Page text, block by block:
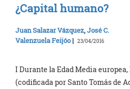
¿Capital humano?
Juan Salazar Vázquez,José C.
Valenzuela Feijóo| 23/04/2016
I Durante la Edad Media
(codificada por Santo Tomás de